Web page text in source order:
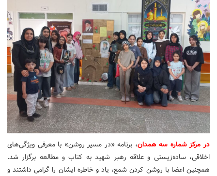
در مرکز شماره سه همدان، برنامه «در مسیر روشن» با معرفی ویژگی‌های
اخلاقی، ساده‌زیستی و علاقه رهبر شهید به کتاب و مطالعه برگزار شد.
همچنین اعضا با روشن کردن شمع، یاد و خاطره ایشان را گرامی داشتند و